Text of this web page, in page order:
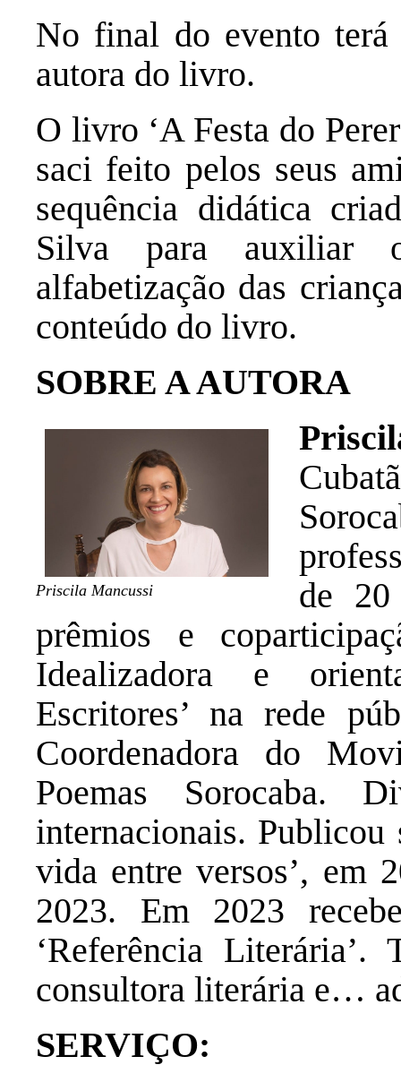
No final do evento terá
autora do livro.
O livro ‘A Festa do
saci feito pelos seus
sequência didática
Silva para auxiliar
alfabetização das
conteúdo do livro.
SOBRE A AUTORA
Priscila Mancussi
de 20
prêmios e
Idealizadora e
Escritores’ na rede
Coordenadora do
Poemas Sorocaba.
internacionais.
vida entre versos’, em
2023. Em 2023
‘Referência
consultora literária e…
SERVIÇO: